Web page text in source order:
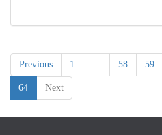
Previous 1 58 59
64(current)
Next